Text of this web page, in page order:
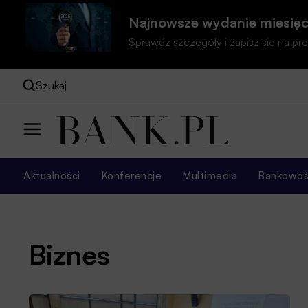
Najnowsze wydanie
Sprawdź szczegóły i zapisz się na
Szukaj
Aktualności Konferencje Multimedia
Biznes